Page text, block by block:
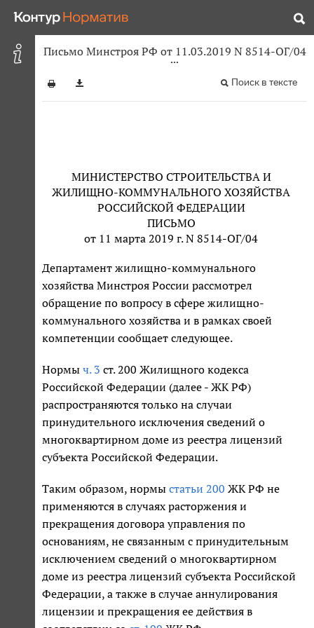
Письмо Минстроя РФ от 11.03.2019 N 8514-ОГ/04
Поиск в тексте
МИНИСТЕРСТВО СТРОИТЕЛЬСТВА И
ЖИЛИЩНО-КОММУНАЛЬНОГО ХОЗЯЙСТВА
РОССИЙСКОЙ ФЕДЕРАЦИИ
ПИСЬМО
от 11 марта 2019 г. N 8514-ОГ/04
Департамент жилищно-коммунального
хозяйства Минстроя России рассмотрел
обращение по вопросу в сфере жилищно-
коммунального хозяйства и в рамках своей
компетенции сообщает следующее.
Нормы ч. 3 ст. 200 Жилищного кодекса
Российской Федерации (далее - ЖК РФ)
распространяются только на случаи
принудительного исключения сведений о
многоквартирном доме из реестра лицензий
субъекта Российской Федерации.
Таким образом, нормы статьи 200 ЖК РФ не
применяются в случаях расторжения и
прекращения договора управления по
основаниям, не связанным с принудительным
исключением сведений о многоквартирном
доме из реестра лицензий субъекта Российской
Федерации, а также в случае аннулирования
лицензии и прекращения ее действия в